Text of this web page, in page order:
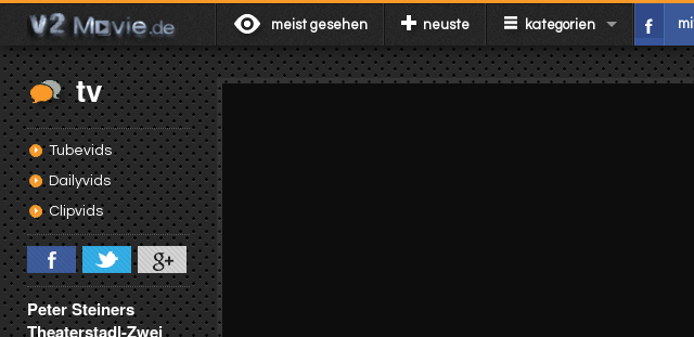
meist gesehen neuste kategorien
tv
Tubevids
Dailyvids
Clipvids
Peter Steiners
Theaterstadl-Zwei